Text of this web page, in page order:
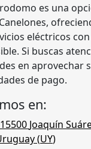
es una
eléctricos
Si buscas
en aprovechar
de pago.
en:
15500 Joaquín
(UY)